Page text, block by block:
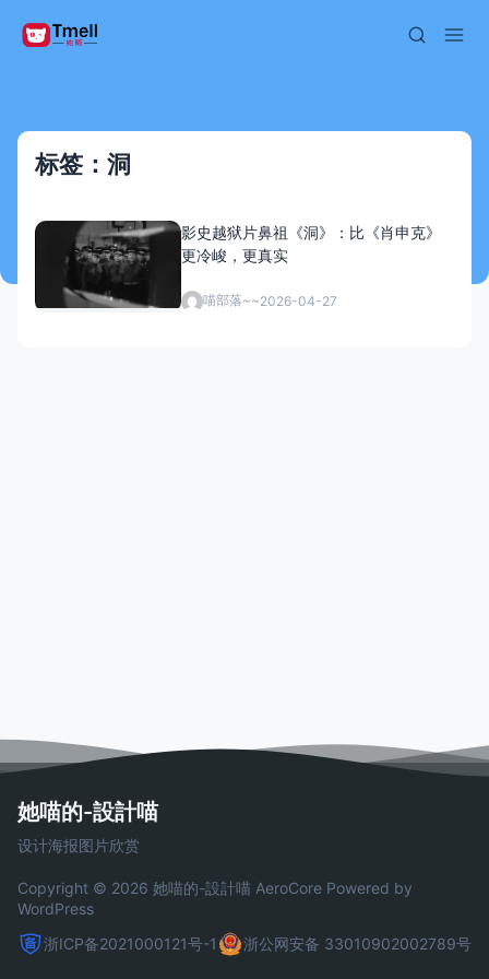
标签：洞
影史越狱片鼻祖《洞》：比《肖申克》
更冷峻，更真实
喵部落~~2026-04-27
她喵的-設計喵
设计海报图片欣赏
Copyright © 2026 她喵的-設計喵 AeroCore Powered by
WordPress
浙ICP备2021000121号-1
浙公网安备 33010902002789号